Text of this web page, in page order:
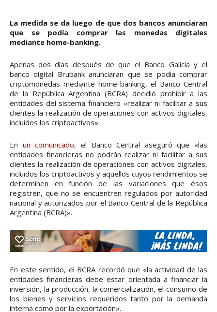
La medida se da luego de que dos bancos anunciaran
que se podía comprar las monedas digitales
mediante home-banking.
Apenas dos días después de que el Banco Galicia y el
banco digital Brubank anunciaran que se podía comprar
criptomonedas mediante home-banking, el Banco Central
de la República Argentina (BCRA) decidió prohibir a las
entidades del sistema financiero «realizar ni facilitar a sus
clientes la realización de operaciones con activos digitales,
incluidos los criptoactivos».
En un comunicado, el Banco Central aseguró que «las
entidades financieras no podrán realizar ni facilitar a sus
clientes la realización de operaciones con activos digitales,
incluidos los criptoactivos y aquellos cuyos rendimientos se
determinen en función de las variaciones que ésos
registren, que no se encuentren regulados por autoridad
nacional y autorizados por el Banco Central de la República
Argentina (BCRA)».
En este sentido, el BCRA recordó que «la actividad de las
entidades financieras debe estar orientada a financiar la
inversión, la producción, la comercialización, el consumo de
los bienes y servicios requeridos tanto por la demanda
interna como por la exportación».